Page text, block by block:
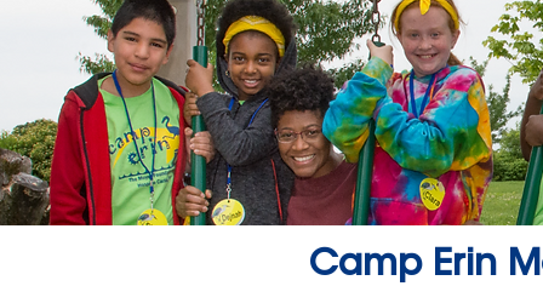
Camp Erin